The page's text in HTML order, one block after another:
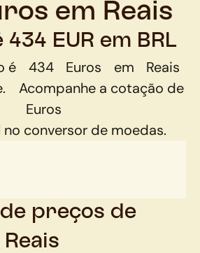
em Reais
EUR em BRL
é 434 Euros em
Reais
Acompanhe a cotação de
Euros
conversor de moedas.
preços de